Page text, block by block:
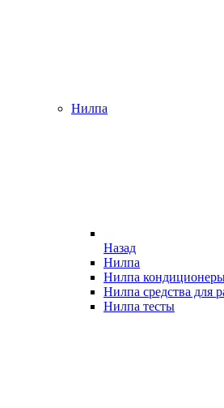
Нилпа
Назад
Нилпа
Нилпа
Нилпа средства для
Нилпа тесты